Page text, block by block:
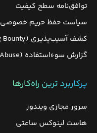
توافق‌نامه سطح کیفیت
سیاست حفظ حریم خصوصی
کشف آسیب‌پذیری (Bug Bounty)
گزارش سوءاستفاده (Report Abuse)
پرکاربرد ترین راه‌کارها
سرور مجازی ویندوز
هاست لینوکس ساعتی